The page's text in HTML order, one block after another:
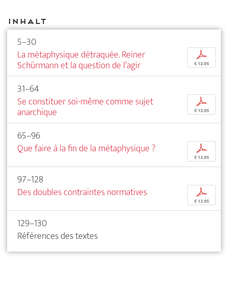
Inhalt
5–30
La métaphysique détraquée. Reiner
Schürmann et la question de l’agir
p
€ 12,95
31–64
Se constituer soi-même comme sujet
anarchique
p
€ 12,95
65–96
Que faire à la fin de la métaphysique ?
p
€ 12,95
97–128
Des doubles contraintes normatives
p
€ 12,95
129–130
Références des textes